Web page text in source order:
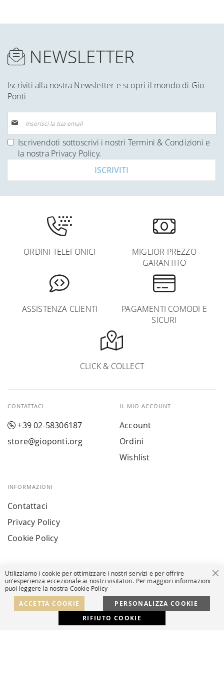
NEWSLETTER
Iscriviti alla nostra Newsletter e scopri il mondo di Gio
Ponti
alla
nostra
Newsletter:
Iscrivendoti sottoscrivi i nostri Termini & Condizioni e
la nostra Privacy Policy.
ISCRIVITI
ORDINI TELEFONICI
MIGLIOR PREZZO
GARANTITO
ASSISTENZA CLIENTI
PAGAMENTI COMODI E
SICURI
CLICK & COLLECT
CONTATTACI
+39 02-58306187
store@gioponti.org
IL MIO ACCOUNT
Account
Ordini
Wishlist
INFORMAZIONI
Contattaci
Privacy Policy
Cookie Policy
© Powered by MAV Arreda s.r.l. | P.IVA IT05919160969
Developed with byDF Solution
Utilizziamo i cookie per ottimizzare i nostri servizi e per offrire
un'esperienza eccezionale ai nostri visitatori. Per maggiori informazioni
puoi leggere la nostra Cookie Policy
ACCETTA COOKIE
PERSONALIZZA COOKIE
RIFIUTO COOKIE